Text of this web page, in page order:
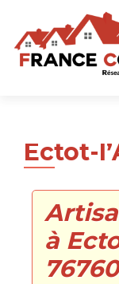
Ectot-
à